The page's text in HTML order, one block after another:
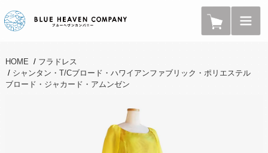
HOME / フラドレス
/ シャンタン・T/Cブロード・ハワイアンファブリック・ポリエステル
ブロード・ジャカード・アムンゼン